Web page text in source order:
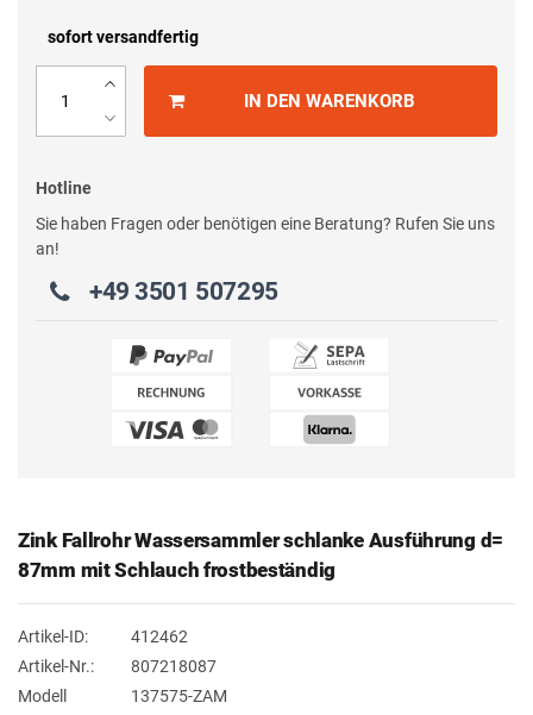
sofort versandfertig
IN DEN WARENKORB
Hotline
Sie haben Fragen oder benötigen eine Beratung? Rufen Sie uns
an!
+49 3501 507295
Zink Fallrohr Wassersammler schlanke Ausführung d=
87mm mit Schlauch frostbeständig
Artikel-ID:
412462
Artikel-Nr.:
807218087
Modell
137575-ZAM